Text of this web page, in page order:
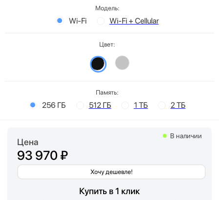
Модель:
Wi-Fi Wi-Fi + Cellular
Цвет:
Память:
256 ГБ 512 ГБ 1 ТБ 2 ТБ
Цена
93 970 ₽
Хочу дешевле!
В наличии
Купить в 1 клик